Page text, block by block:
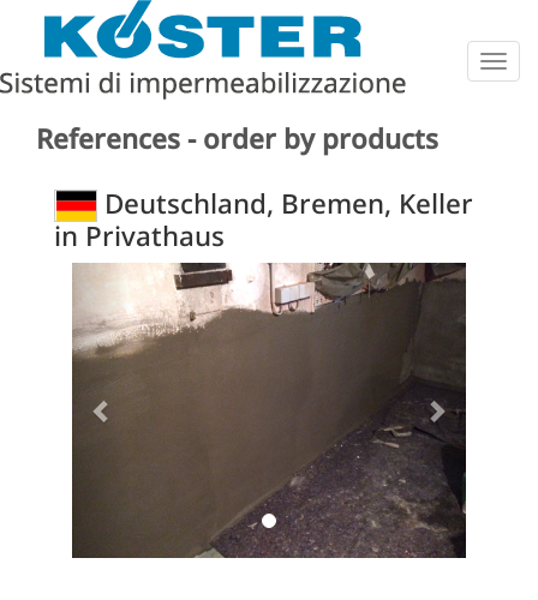
References - order by products
Deutschland, Bremen, Keller
in Privathaus
Previous Next